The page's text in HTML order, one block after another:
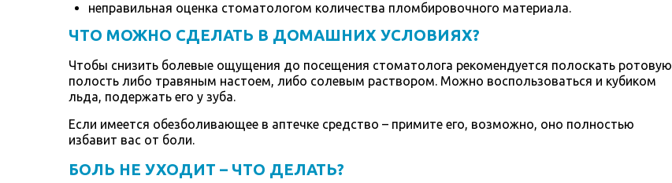
неправильная оценка стоматологом количества пломбировочного материала.
ЧТО МОЖНО СДЕЛАТЬ В ДОМАШНИХ УСЛОВИЯХ?
Чтобы снизить болевые ощущения до посещения стоматолога рекомендуется полоскать ротовую
полость либо травяным настоем, либо солевым раствором. Можно воспользоваться и кубиком
льда, подержать его у зуба.
Если имеется обезболивающее в аптечке средство – примите его, возможно, оно полностью
избавит вас от боли.
БОЛЬ НЕ УХОДИТ – ЧТО ДЕЛАТЬ?